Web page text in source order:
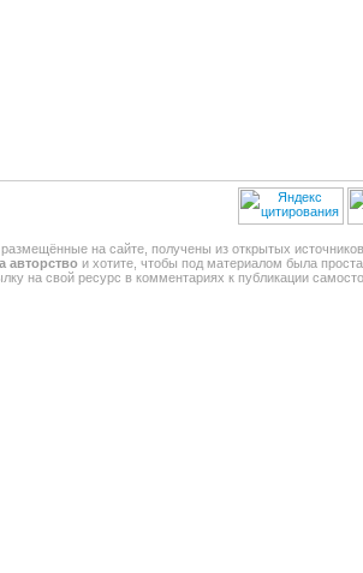
на сайте, получены из открытых
авторство и хотите, чтобы под материалом была
на свой ресурс в комментариях к публикации